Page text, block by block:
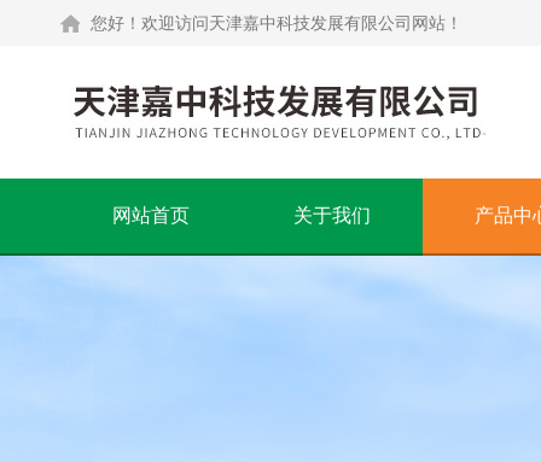
您好！欢迎访问天津嘉中科技发展有限公司网站！
网站首页 关于我们 产品中